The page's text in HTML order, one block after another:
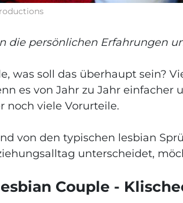
die persönlichen Erfahrungen
was soll das überhaupt sein?
es von Jahr zu Jahr
noch viele Vorurteile.
von den typischen lesbian
unterscheidet,
Couple -